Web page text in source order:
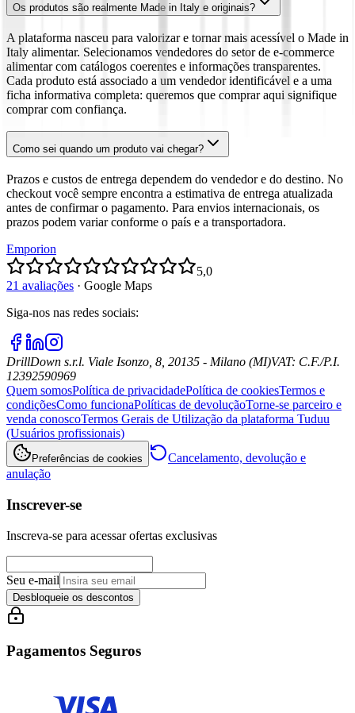
Os produtos são realmente Made in Italy e originais?
A plataforma nasceu para valorizar e tornar mais acessível o Made in
Italy alimentar. Selecionamos vendedores do setor de e-commerce
alimentar com catálogos coerentes e informações transparentes.
Cada produto está associado a um vendedor identificável e a uma
ficha informativa completa: queremos que comprar aqui signifique
comprar com confiança.
Como sei quando um produto vai chegar?
Prazos e custos de entrega dependem do vendedor e do destino. No
checkout você sempre encontra a estimativa de entrega atualizada
antes de confirmar o pagamento. Para envios internacionais, os
prazos podem variar conforme o país e a transportadora.
Emporion
5,0
21 avaliações · Google Maps
Siga-nos nas redes sociais:
DrillDown s.r.l. Viale Isonzo, 8, 20135 - Milano (MI)VAT: C.F./P.I.
12392590969
Quem somosPolítica de privacidadePolítica de cookiesTermos e
condiçõesComo funcionaPolíticas de devoluçãoTorne-se parceiro e
venda conoscoTermos Gerais de Utilização da plataforma Tuduu
(Usuários profissionais)
Preferências de cookies
Cancelamento, devolução e
anulação
Inscrever-se
Inscreva-se para acessar ofertas exclusivas
Seu e-mail
Desbloqueie os descontos
Pagamentos Seguros